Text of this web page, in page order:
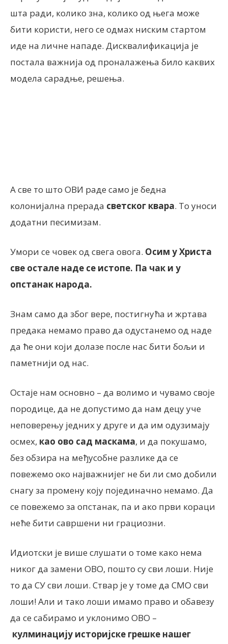
шта ради, колико зна, колико од њега може
бити користи, него се одмах ниским стартом
иде на личне нападе. Дисквалификација је
постала важнија од проналажења било каквих
модела сарадње, решења.
А све то што ОВИ раде само је бедна
колонијална прерада светског квара. То уноси
додатни песимизам.
Умори се човек од свега овога. Осим у Христа
све остале наде се истопе. Па чак и у
опстанак народа.
Знам само да због вере, постигнућа и жртава
предака немамо право да одустанемо од наде
да ће они који долазе после нас бити бољи и
паметнији од нас.
Остаје нам основно – да волимо и чувамо своје
породице, да не допустимо да нам децу уче
неповерењу једних у друге и да им одузимају
осмех, као ово сад маскама, и да покушамо,
без обзира на међусобне разлике да се
повежемо око најважнијег не би ли смо добили
снагу за промену коју појединачно немамо. Да
се повежемо за опстанак, па и ако први кораци
неће бити савршени ни грациозни.
Идиотски је више слушати о томе како нема
никог да замени ОВО, пошто су сви лоши. Није
то да СУ сви лоши. Ствар је у томе да СМО сви
лоши! Али и тако лоши имамо право и обавезу
да се сабирамо и уклонимо ОВО –
кулминацију историјске грешке нашег